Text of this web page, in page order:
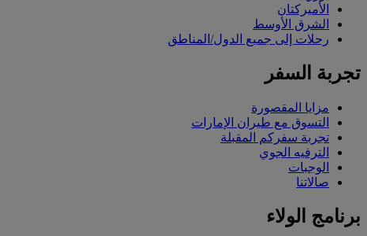
الأميركتان
الشرق الأوسط
رحلات إلى جميع الدول/المناطق
تجربة السفر
مزايا المقصورة
التسوق مع طيران الإمارات
تجربة سفركم المقبلة
الترفيه الجوي
الوجبات
صالاتنا
برنامج الولاء